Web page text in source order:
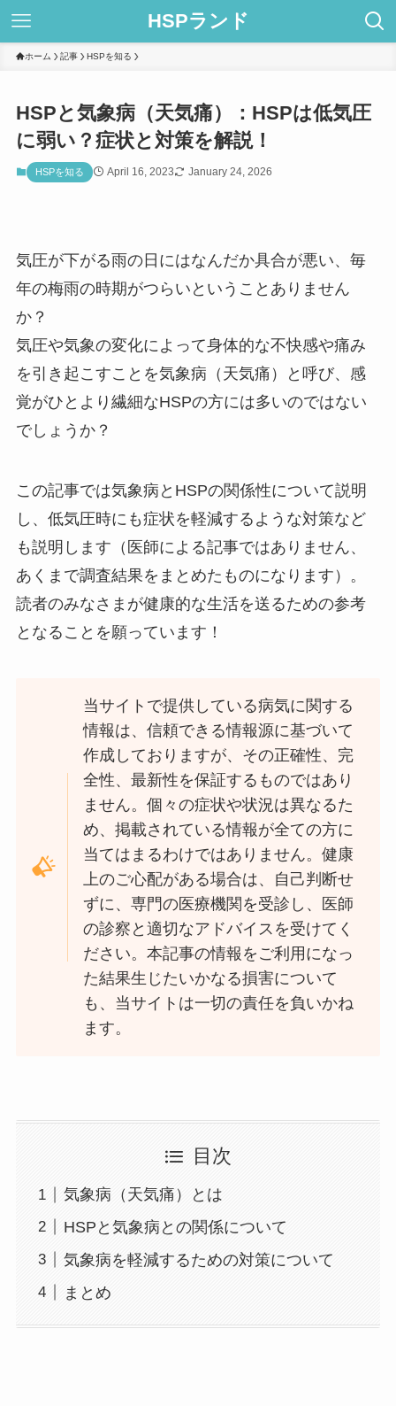
HSPランド
ホーム 記事 HSPを知る
HSPと気象病（天気痛）：HSPは低気圧
に弱い？症状と対策を解説！
HSPを知る April 16, 2023 January 24, 2026
気圧が下がる雨の日にはなんだか具合が悪い、毎
年の梅雨の時期がつらいということありません
か？
気圧や気象の変化によって身体的な不快感や痛み
を引き起こすことを気象病（天気痛）と呼び、感
覚がひとより繊細なHSPの方には多いのではない
でしょうか？
この記事では気象病とHSPの関係性について説明
し、低気圧時にも症状を軽減するような対策など
も説明します（医師による記事ではありません、
あくまで調査結果をまとめたものになります）。
読者のみなさまが健康的な生活を送るための参考
となることを願っています！
当サイトで提供している病気に関する
情報は、信頼できる情報源に基づいて
作成しておりますが、その正確性、完
全性、最新性を保証するものではあり
ません。個々の症状や状況は異なるた
め、掲載されている情報が全ての方に
当てはまるわけではありません。健康
上のご心配がある場合は、自己判断せ
ずに、専門の医療機関を受診し、医師
の診察と適切なアドバイスを受けてく
ださい。本記事の情報をご利用になっ
た結果生じたいかなる損害について
も、当サイトは一切の責任を負いかね
ます。
目次
気象病（天気痛）とは
HSPと気象病との関係について
気象病を軽減するための対策について
まとめ